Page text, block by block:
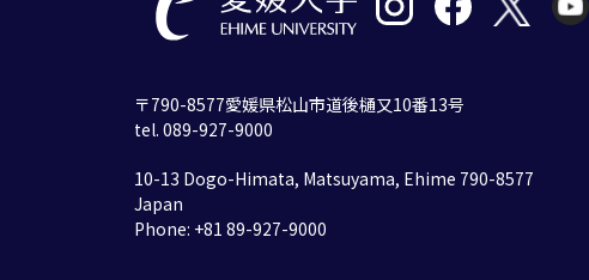
〒790-8577愛媛県松山市道後樋又10番13号
tel. 089-927-9000
10-13 Dogo-Himata, Matsuyama, Ehime 790-8577
Japan
Phone: +81 89-927-9000